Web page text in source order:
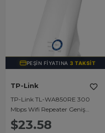
PEŞIN FIYATINA3 TAKSIT
TP-Link
TP-Link TL-WA850RE 300
Mbps Wifi Repeater Geniş
Menzil
$23.58